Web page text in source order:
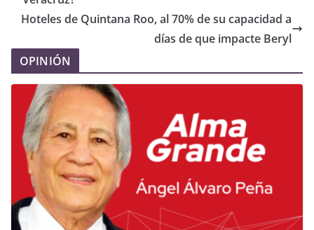
Hoteles de Quintana Roo, al 70% de su capacidad a
días de que impacte Beryl
OPINIÓN